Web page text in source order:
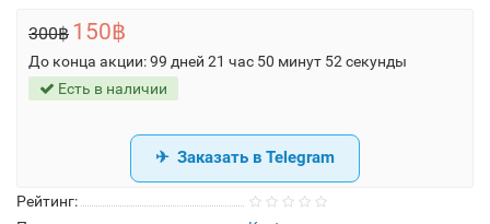
Рейтинг:
300฿ 150฿
До конца акции:99 дней 21 час 50 минут 52 секунды
Есть в наличии
Заказать в Telegram